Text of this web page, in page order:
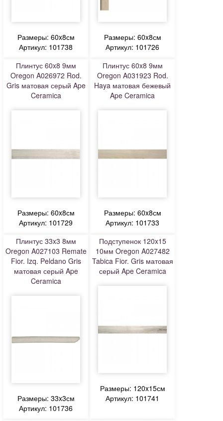
Размеры: 60x8см
Артикул: 101738
Размеры: 60x8см
Артикул: 101726
Плинтус 60x8 9мм
Oregon A026972 Rod.
Gris матовая серый Ape
Ceramica
Размеры: 60x8см
Артикул: 101729
Плинтус 60x8 9мм
Oregon A031923 Rod.
Haya матовая бежевый
Ape Ceramica
Размеры: 60x8см
Артикул: 101733
Плинтус 33x3 8мм
Oregon A027103 Remate
Fior. Izq. Peldano Gris
матовая серый Ape
Ceramica
Размеры: 33x3см
Артикул: 101736
Подступенок 120x15
10мм Oregon A027482
Tabica Fior. Gris матовая
серый Ape Ceramica
Размеры: 120x15см
Артикул: 101741